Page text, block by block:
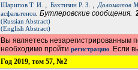
Шарипов Т. И. , Бахтизин Р. З. , Доломатов
асфальтенов. Бутлеровские сообщения.
(Russian Abstract)
(English Abstract)
Вы являетесь незарегистрированным
необходимо пройти регистрацию. Если
Год 2019, том 57, №2